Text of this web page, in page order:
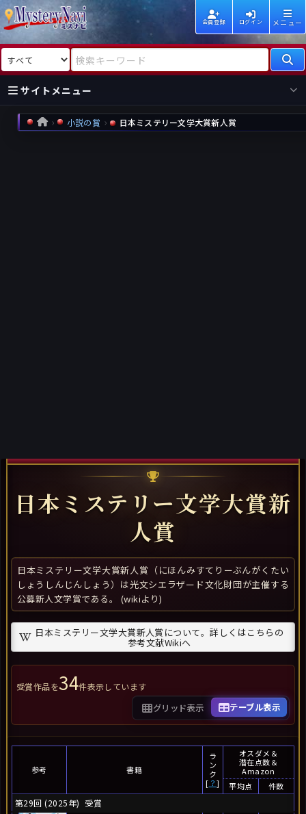
会員登録 ログイン メニュー
検索対象 検索キーワード
サイトメニュー
国内
海外
新着
HOME 小説の賞 日本ミステリー文学大賞新人賞
日本ミステリー文学大賞新
人賞
日本ミステリー文学大賞新人賞（にほんみすてりーぶんがくたい
しょうしんじんしょう）は光文シエラザード文化財団が主催する
公募新人文学賞である。 (wikiより)
日本ミステリー文学大賞新人賞について。詳しくはこちらの
参考文献Wikiへ
受賞作品を34件表示しています
グリッド表示 テーブル表示
参考 書籍
ラ
ン
ク
[ ？]
オスダメ＆
潜在点数＆
Amazon
平均点
件数
第29回 (2025年) 受賞